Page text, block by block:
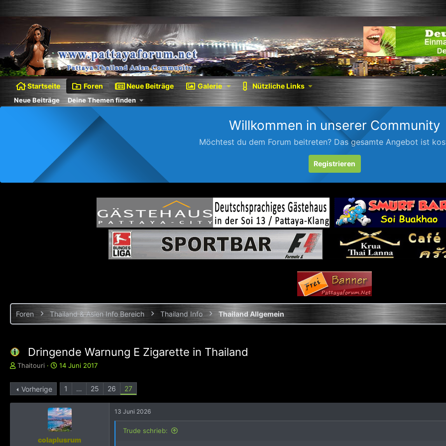
Startseite Foren Neue Beiträge Galerie Nützliche Links
Neue Beiträge Deine Themen finden
Willkommen in unserer Community
Möchtest du dem Forum beitreten? Das gesamte Angebot ist
Registrieren
Foren Thailand & Asien Info Bereich Thailand Info Thailand Allgemein
Dringende Warnung E Zigarette in Thailand
E
s
t
Thaitouri
E
s
l
l
t
14 Juni 2017
Vorherige 1 … 25 26 27
colaplusrum
13 Juni 2026
Trude schrieb: